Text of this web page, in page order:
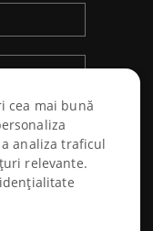
cea mai bună
analiza traficul
relevante.